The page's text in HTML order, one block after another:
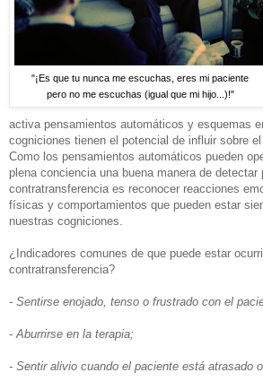
"¡Es que tu nunca me escuchas, eres mi paciente
pero no me escuchas (igual que mi hijo...)!"
activa pensamientos automáticos y esquemas
cogniciones tienen el potencial de influir sobre
Como los pensamientos automáticos pueden
plena conciencia una buena manera de
contratransferencia es reconocer reacciones
físicas y comportamientos que pueden estar
nuestras cogniciones.
¿Indicadores comunes de que puede estar
contratransferencia?
- Sentirse enojado, tenso o frustrado con el
- Aburrirse en la terapia;
- Sentir alivio cuando el paciente está atrasado